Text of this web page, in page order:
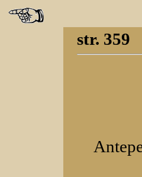
str. 359